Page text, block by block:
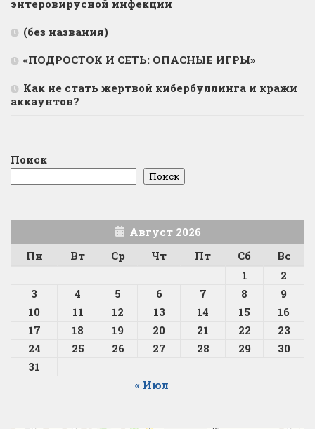
энтеровирусной инфекции
(без названия)
«ПОДРОСТОК И СЕТЬ: ОПАСНЫЕ ИГРЫ»
Как не стать жертвой кибербуллинга и кражи
аккаунтов?
Поиск
Поиск
Август 2026
Пн
Вт Ср Чт Пт Сб
Вс
1
2
3
4 5 6 7 8
9
10
11 12 13 14 15
16
17
18 19 20 21 22
23
24
25 26 27 28 29
30
31
« Июл